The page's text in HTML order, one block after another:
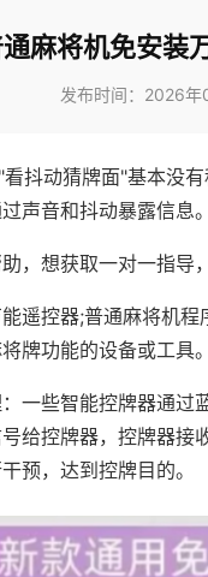
麻将机免安装
发布时间：2026年
抖动猜牌面"基本没
声音和抖动暴露信息
，想获取一对一指导
遥控器;普通麻将机
牌功能的设备或工具。
一些智能控牌器通
给控牌器，控牌器接
预，达到控牌目的。